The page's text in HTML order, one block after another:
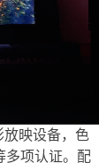
映设备，色
多项认证。配